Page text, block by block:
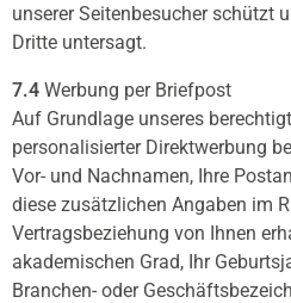
unserer Seitenbesucher schützt
Dritte untersagt.
7.4 Werbung per Briefpost
Auf Grundlage unseres
personalisierter Direktwerbung
Vor- und Nachnamen, Ihre
diese zusätzlichen Angaben im
Vertragsbeziehung von Ihnen
akademischen Grad, Ihr
Branchen- oder